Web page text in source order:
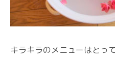
キラキラのメニューはとっ